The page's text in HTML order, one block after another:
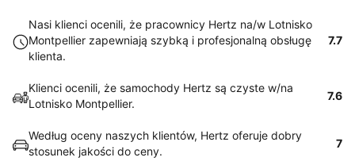
Nasi klienci ocenili, że pracownicy Hertz na/w Lotnisko
Montpellier zapewniają szybką i profesjonalną obsługę
klienta.
7.7
Klienci ocenili, że samochody Hertz są czyste w/na
Lotnisko Montpellier.
7.6
Według oceny naszych klientów, Hertz oferuje dobry
stosunek jakości do ceny.
7